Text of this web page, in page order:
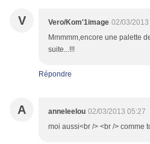
V Vero/Kom'1image 02/03/
Mmmmm,encore une palette
suite...!!!
Répondre
A anneleelou 02/03/2013 05:27
moi aussi<br /> <br /> comme